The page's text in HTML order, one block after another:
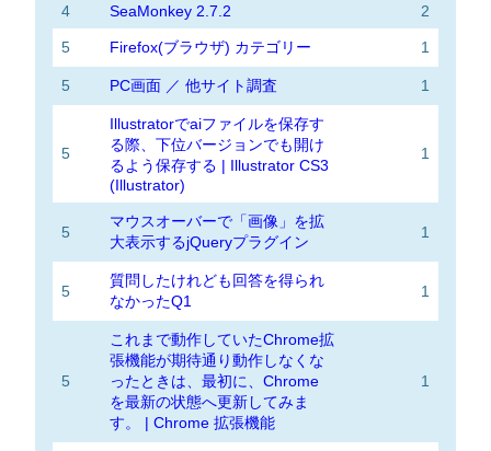
4 SeaMonkey 2.7.2 2
5 Firefox(ブラウザ) カテゴリー 1
5 PC画面 ／ 他サイト調査 1
5
Illustratorでaiファイルを保存す
る際、下位バージョンでも開け
るよう保存する | Illustrator CS3
(Illustrator)
1
5
マウスオーバーで「画像」を拡
大表示するjQueryプラグイン
1
5
質問したけれども回答を得られ
なかったQ1
1
5
これまで動作していたChrome拡
張機能が期待通り動作しなくな
ったときは、最初に、Chrome
を最新の状態へ更新してみま
す。 | Chrome 拡張機能
1